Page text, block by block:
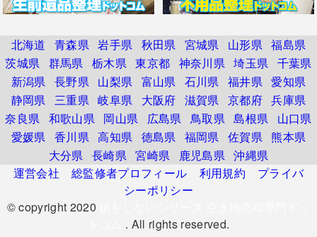
北海道 青森県 岩手県 秋田県 宮城県 山形県 福島県
茨城県 群馬県 栃木県 東京都 神奈川県 埼玉県 千葉県
新潟県 長野県 山梨県 富山県 石川県 福井県 愛知県
静岡県 三重県 岐阜県 大阪府 滋賀県 京都府 兵庫県
奈良県 和歌山県 岡山県 広島県 鳥取県 島根県
山口県
愛媛県 香川県 高知県 徳島県 福岡県 佐賀県 熊本県
大分県 長崎県 宮崎県 鹿児島県 沖縄県
運営会社
総監修者プロフィール 利用規約
プライバ
シーポリシー
© copyright 2020
. All rights reserved.